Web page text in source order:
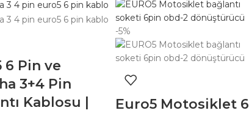
6 Pin ve
3+4 Pin
Kablosu |
-5%
Euro5 Motosiklet 6